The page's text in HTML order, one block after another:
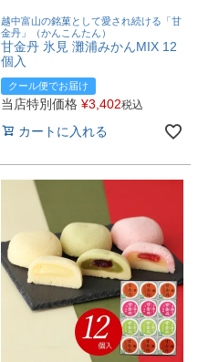
越中富山の銘菓として愛され続ける「甘
金丹」（かんこんたん）
甘金丹 氷見 灘浦みかんMIX 12
個入
クール便でお届け
当店特別価格 ¥3,402税込
カートに入れる